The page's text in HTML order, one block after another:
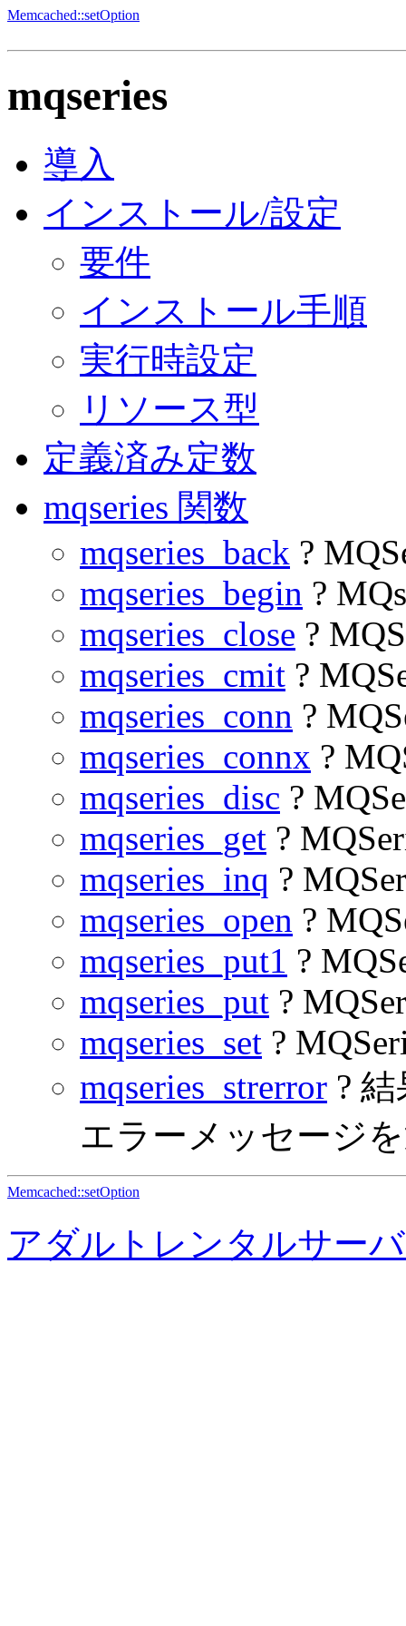
Memcached::setOption
mqseries
導入
インストール/設定
要件
インストール手順
実行時設定
リソース型
定義済み定数
mqseries 関数
mqseries_back ?
mqseries_begin ?
mqseries_close ?
mqseries_cmit ?
mqseries_conn ?
mqseries_connx ?
mqseries_disc ?
mqseries_get ?
mqseries_inq ?
mqseries_open ?
mqseries_put1 ?
mqseries_put ?
mqseries_set ?
mqseries_strerror ?
エラーメッセージ
Memcached::setOption
アダルトレンタルサー